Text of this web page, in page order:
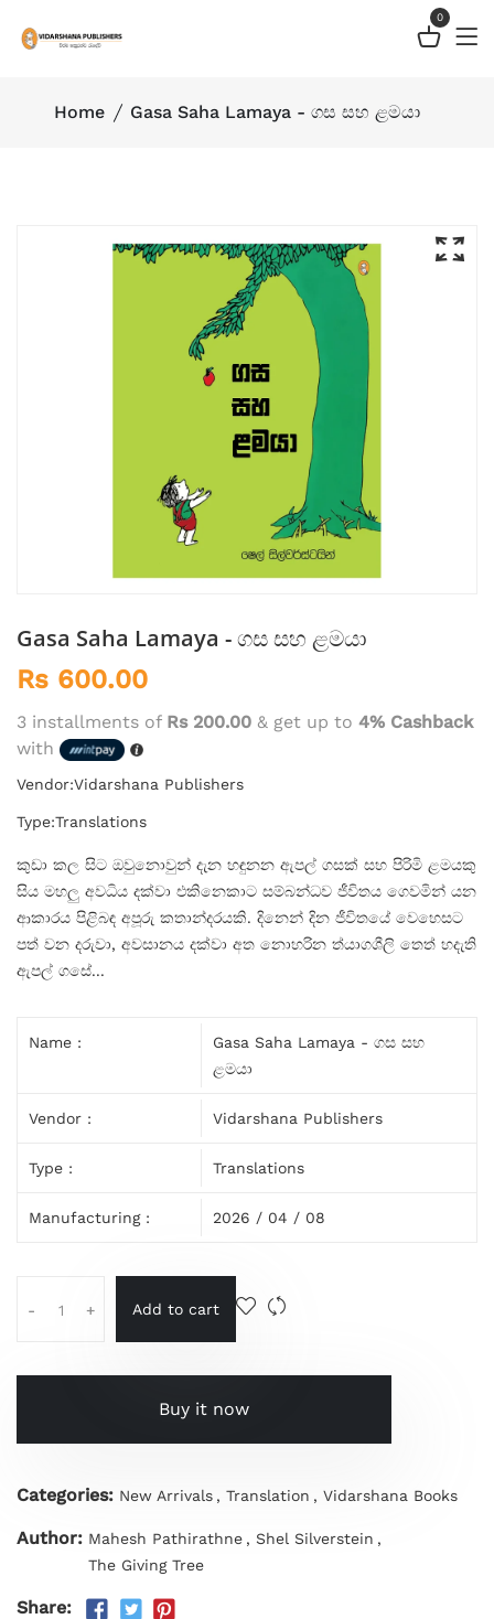
0
Home Gasa Saha Lamaya - ගස සහ ළමයා
Gasa Saha Lamaya - ගස සහ ළමයා
Rs 600.00
3 installments of Rs 200.00 & get up to 4% Cashback
with
Vendor:Vidarshana Publishers
Type:Translations
කුඩා කල සිට ඔවුනොවුන් දැන හඳුනන ඇපල් ගසක් සහ පිරිමි ළමයකු
සිය මහලු අවධිය දක්වා එකිනෙකාට සම්බන්ධව ජීවිතය ගෙවමින් යන
ආකාරය පිළිබඳ අපූරු කතාන්දරයකි. දිනෙන් දින ජීවිතයේ වෙහෙසට
පත් වන දරුවා, අවසානය දක්වා අත නොහරින ත්යාගශීලි තෙත් හදැති
ඇපල් ගසේ...
Name :
Gasa Saha Lamaya - ගස සහ
ළමයා
Vendor : Vidarshana Publishers
Type : Translations
Manufacturing : 2026 / 04 / 08
- + Add to cart
Buy it now
Categories: New Arrivals , Translation , Vidarshana Books
Author: Mahesh Pathirathne , Shel Silverstein ,
The Giving Tree
Share: